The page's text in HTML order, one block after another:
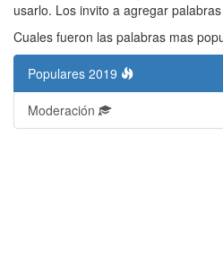
usarlo. Los invito a agregar
Cuales fueron las palabras mas
Populares 2019
Moderación